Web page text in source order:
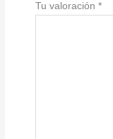
Tu valoración*